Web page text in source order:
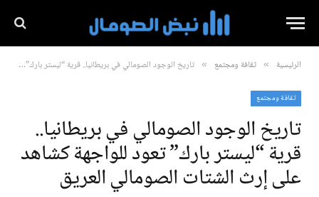
الرئيسية » ثقافة ومجتمع » تاريخ الوجود الصومالي في بريطانيا.. قرية “ليستر بارك” تعود للواجهة كشاهد على إرث الشتات الصومالي العريق
ثقافة ومجتمع
تاريخ الوجود الصومالي في بريطانيا..
قرية “ليستر بارك” تعود للواجهة كشاهد
على إرث الشتات الصومالي العريق